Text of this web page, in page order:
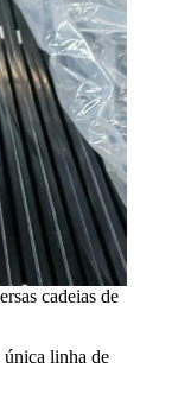
cadeias de
linha de